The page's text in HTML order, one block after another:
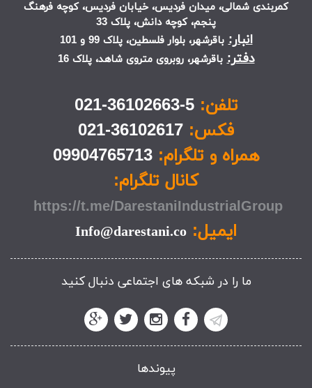
کمربندی شمالی، میدان فردیس، خیابان فردیس، کوچه فرهنگ
پنجم، کوچه دانش، پلاک 33
انبار: باقرشهر، بلوار فلسطین، پلاک 99 و 101
دفتر: باقرشهر، روبروی متروی شاهد، پلاک 16
تلفن:5-36102663-021
فکس: 36102617-021
همراه و تلگرام: 09904765713
کانال تلگرام:
https://t.me/DarestaniIndustrialGroup
ایمیل: Info@darestani.co
ما را در شبکه های اجتماعی دنبال کنید
پیوندها